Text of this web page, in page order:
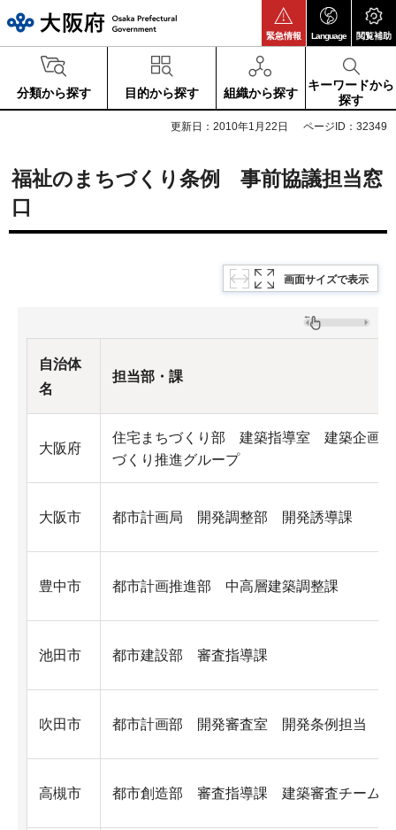
緊急情報 Language 閲覧補助
分類から探す 目的から探す 組織から探す
キーワードから
探す
更新日：2010年1月22日 ページID：32349
福祉のまちづくり条例 事前協議担当窓
口
画面サイズで表示
自治体
名
担当部・課
大阪府
住宅まちづくり部 建築指導室 建築企画
づくり推進グループ
大阪市 都市計画局 開発調整部 開発誘導課
豊中市 都市計画推進部 中高層建築調整課
池田市 都市建設部 審査指導課
吹田市 都市計画部 開発審査室 開発条例担当
高槻市 都市創造部 審査指導課 建築審査チーム